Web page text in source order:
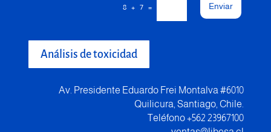
8 + 7 = Enviar
Análisis de toxicidad
Av. Presidente Eduardo Frei Montalva #6010
Quilicura, Santiago, Chile.
Teléfono +562 23967100